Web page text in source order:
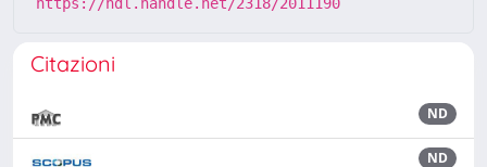
Citazioni
ND
ND